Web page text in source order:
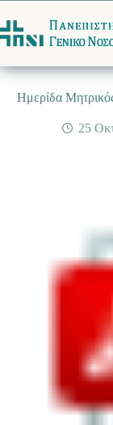
στο
περιεχόμενο
Ημερίδα
25